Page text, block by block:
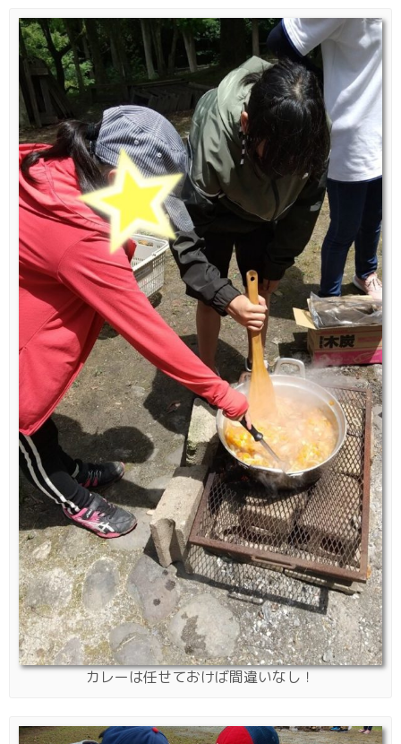
カレーは任せておけば間違いなし！